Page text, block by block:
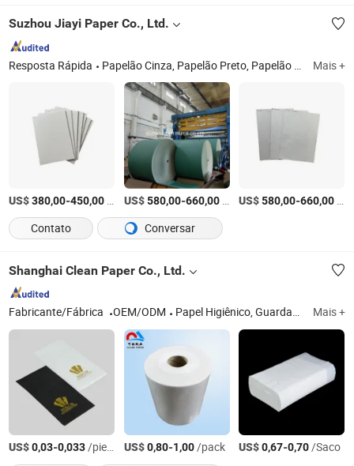
Suzhou Jiayi Paper Co., Ltd.
Resposta Rápida Papelão Cinza, Papelão Preto, Papelão Colorido, Papel de Gesso, Papelão, Papelão Laminado, Papelão Composto, Papel de Placa de Gesso, Papel de Drywall Mais +
US$380,00-450,00 US$580,00-660,00/Tonelada US$580,00-660,00
Contato
Conversar
Shanghai Clean Paper Co., Ltd.
Fabricante/Fábrica OEM/ODM Papel Higiênico, Guardanapo, Papel Médico, Toalha de Cozinha, Lenço de Papel, Lenço de Papel em Caixa, Papel Higiênico Jumbo, Rolo de Toalha de Papel, Lenço de Papel de Bolso, Papel de Embalagem Industrial, Capa de Papel para Mesa Mais +
US$0,03-0,033/pieces US$0,80-1,00/pack US$0,67-0,70/Saco